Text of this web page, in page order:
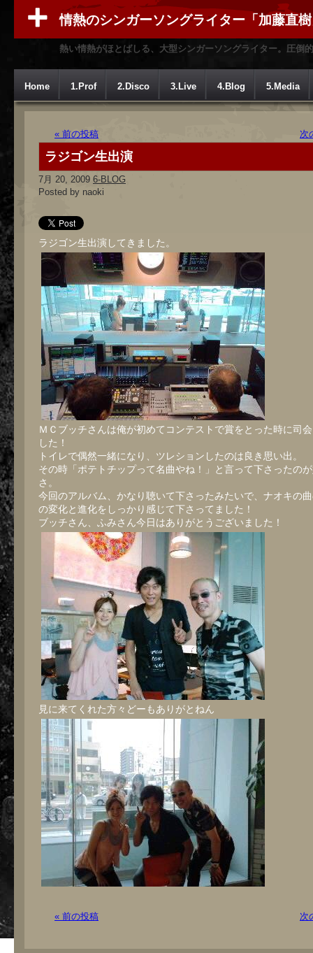
情熱のシンガーソングライター「加藤直
熱い情熱がほとばしる、大型シンガーソングライター。圧倒
Home 1.Prof 2.Disco 3.Live 4.Blog 5.Media
« 前の投稿 次
ラジゴン生出演
7月 20, 2009 6-BLOG
Posted by naoki
ラジゴン生出演してきました。
ＭＣブッチさんは俺が初めてコンテストで賞をとった時に司
した！
トイレで偶然一緒になり、ツレションしたのは良き思い出。
その時「ポテトチップって名曲やね！」と言って下さったの
さ。
今回のアルバム、かなり聴いて下さったみたいで、ナオキの
の変化と進化をしっかり感じて下さってました！
ブッチさん、ふみさん今日はありがとうございました！
見に来てくれた方々どーもありがとねん
« 前の投稿 次